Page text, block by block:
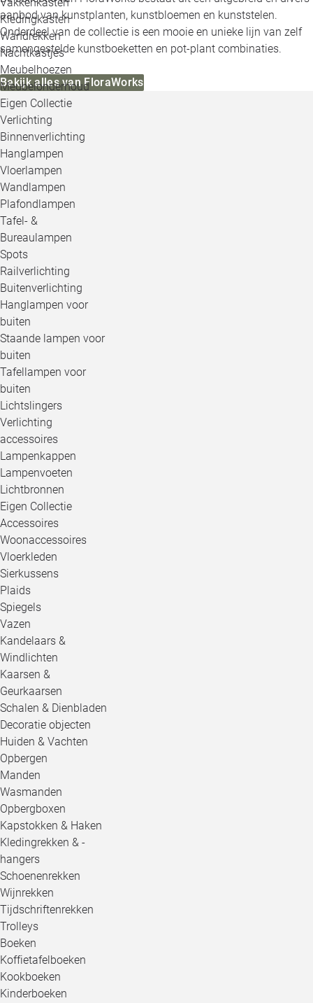
Kledingkasten
Wandrekken
Nachtkastjes
Meubelhoezen
Meubelonderhoud
Eigen Collectie
Verlichting
Binnenverlichting
Hanglampen
Vloerlampen
Wandlampen
Plafondlampen
Tafel- &
Bureaulampen
Spots
Railverlichting
Buitenverlichting
Hanglampen voor
buiten
Staande lampen voor
buiten
Tafellampen voor
buiten
Lichtslingers
Verlichting
accessoires
Lampenkappen
Lampenvoeten
Lichtbronnen
Eigen Collectie
Accessoires
Woonaccessoires
Vloerkleden
Sierkussens
Plaids
Spiegels
Vazen
Kandelaars &
Windlichten
Kaarsen &
Geurkaarsen
Schalen & Dienbladen
Decoratie objecten
Huiden & Vachten
Opbergen
Manden
Wasmanden
Opbergboxen
Kapstokken & Haken
Kledingrekken & -
hangers
Schoenenrekken
Wijnrekken
Tijdschriftenrekken
Trolleys
Boeken
Koffietafelboeken
Kookboeken
Kinderboeken
aanbod van kunstplanten, kunstbloemen en kunststelen.
Onderdeel van de collectie is een mooie en unieke lijn van zelf
samengestelde kunstboeketten en pot-plant combinaties.
Bekijk alles van FloraWorks